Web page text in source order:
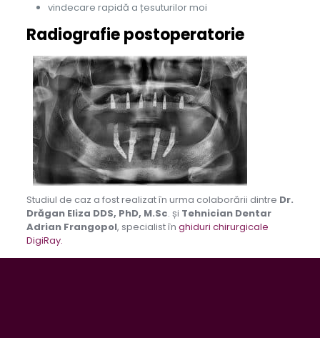
vindecare rapidă a țesuturilor moi
Radiografie postoperatorie
Studiul de caz a fost realizat în urma colaborării dintre Dr.
Drăgan Eliza DDS, PhD, M.Sc. și Tehnician Dentar
Adrian Frangopol, specialist în ghiduri chirurgicale
DigiRay.